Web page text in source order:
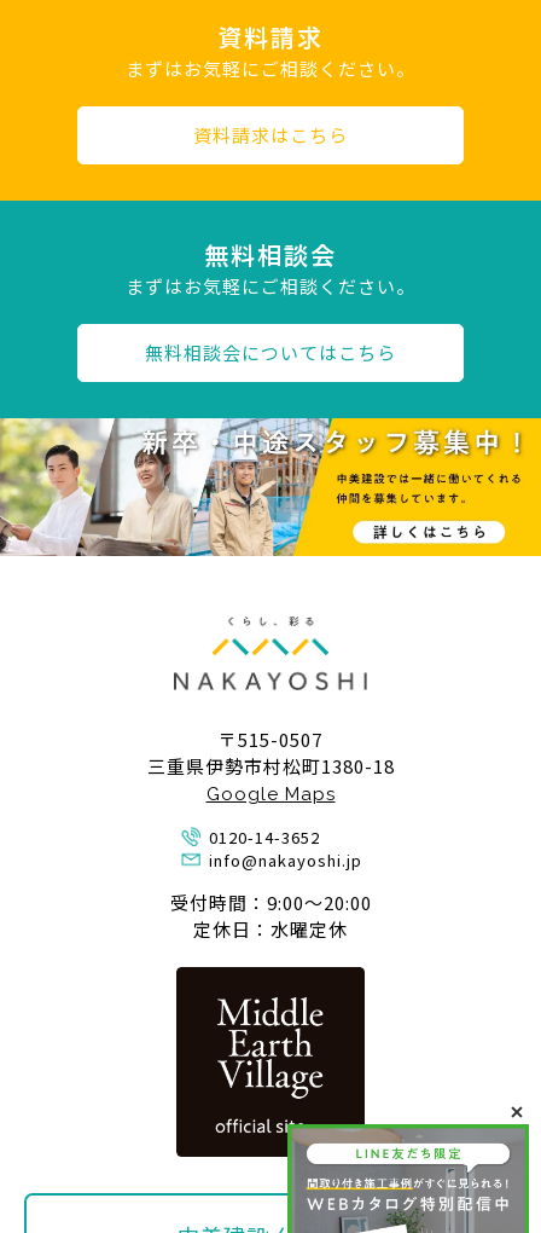
資料請求
まずはお気軽にご相談ください。
資料請求はこちら
無料相談会
まずはお気軽にご相談ください。
無料相談会についてはこちら
〒515-0507
三重県伊勢市村松町1380-18
Google Maps
0120-14-3652
info@nakayoshi.jp
受付時間：9:00〜20:00
定休日：水曜定休